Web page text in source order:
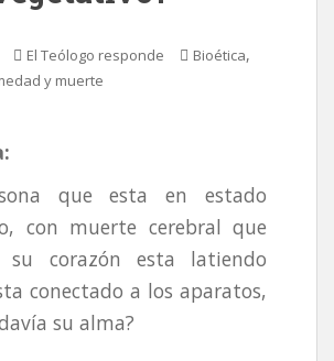
El Teólogo responde Bioética,
y muerte
que esta en estado
con muerte cerebral que
corazón esta latiendo
conectado a los aparatos,
su alma?